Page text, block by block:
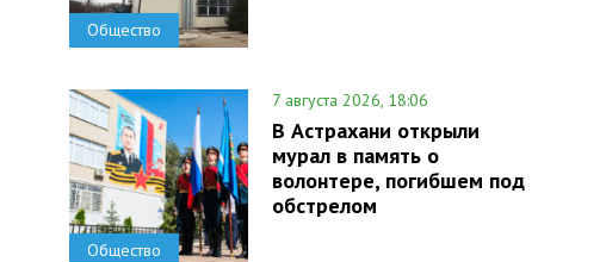
Общество
Общество
7 августа 2026, 18:06
В Астрахани открыли
мурал в память о
волонтере, погибшем под
обстрелом